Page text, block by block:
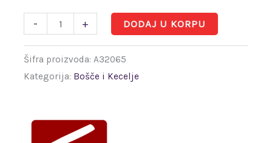
- + DODAJ U KORPU
Šifra proizvoda:A32065
Kategorija: Bošče i Kecelje